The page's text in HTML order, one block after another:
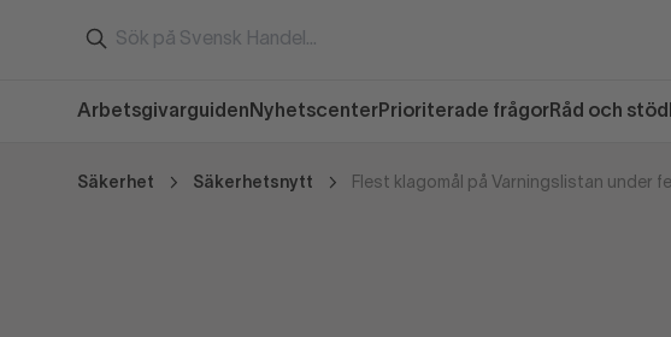
Arbetsgivarguiden Nyhetscenter Prioriterade frågor Råd och stöd
Säkerhet Säkerhetsnytt